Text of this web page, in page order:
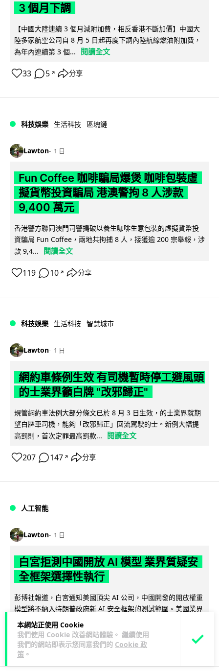
本網站正使用 Cookie
我們使用 Cookie 改善網站體驗。 繼續使用
我們的網站即表示您同意我們的 Cookie 政
策 。
3 個月下調
【中國大陸連續 3 個月減附加費，相反香港不斷加價】中國大
陸多家航空公司自 8 月 5 日起再度下調內陸航線燃油附加費，
為年內連續第 3 個...
閱讀全文
33 5 ↗ 分享
科技娛樂 生活科技 區塊鏈
Lawton 1 日
Fun Coffee 咖啡騙局爆煲 咖啡包裝虛
擬貨幣投資騙局 港澳警拘 8 人涉款
9,400 萬元
香港警方聯同澳門司警搗破以養生咖啡生意包裝的虛擬貨幣投
資騙局 Fun Coffee，兩地共拘捕 8 人，接獲逾 200 宗舉報，涉
款 9,4...
閱讀全文
119 10 ↗ 分享
科技娛樂 生活科技 智慧城市
Lawton 1 日
網約車條例生效 有司機暫時停工避風頭
的士業界籲白牌 "改邪歸正"
規管網約車法例大部分條文已於 8 月 3 日生效，的士業界就期
望白牌車司機，能夠「改邪歸正」回流駕駛的士。新例大幅提
高罰則，首次定罪最高罰款...
閱讀全文
207 147 ↗ 分享
人工智能
Lawton 1 日
白宮拒測中國開放 AI 模型 業界質疑安
全框架選擇性執行
彭博社報道，白宮通知美國頂尖 AI 公司，中國開發的開放權重
模型將不納入特朗普政府新 AI 安全框架的測試範圍。美國業界
則聯署呼籲政府不要限...
44 21↗ 分享